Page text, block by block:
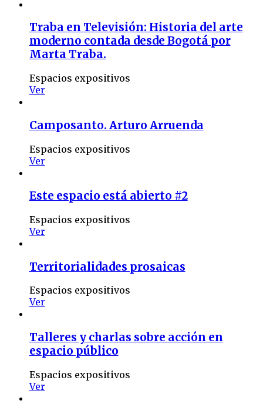
Traba en Televisión: Historia del arte
moderno contada desde Bogotá por
Marta Traba.
Espacios expositivos
Ver
Camposanto. Arturo Arruenda
Espacios expositivos
Ver
Este espacio está abierto #2
Espacios expositivos
Ver
Territorialidades prosaicas
Espacios expositivos
Ver
Talleres y charlas sobre acción en
espacio público
Espacios expositivos
Ver